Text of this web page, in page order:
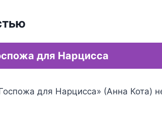
для Нарцисса
для Нарцисса» (Анна Кота)